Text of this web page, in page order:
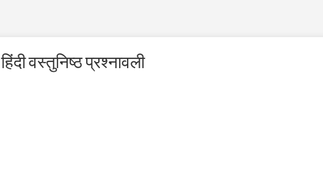
हिंदी वस्तुनिष्ठ प्रश्नावली